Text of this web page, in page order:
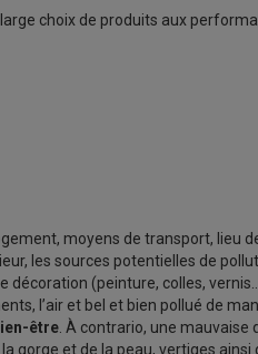
choix de produits aux
moyens de transport, lieu
les sources potentielles de
(peinture, colles,
l’air et bel et bien pollué de
être . À contrario, une
gorge et de la peau, vertiges